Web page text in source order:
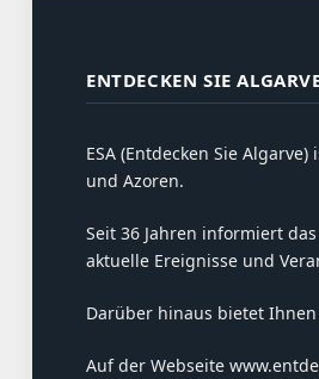
ENTDECKEN SIE
ESA (Entdecken Sie
und Azoren.
Seit 36 Jahren informiert
aktuelle Ereignisse und
Darüber hinaus bietet
Auf der Webseite